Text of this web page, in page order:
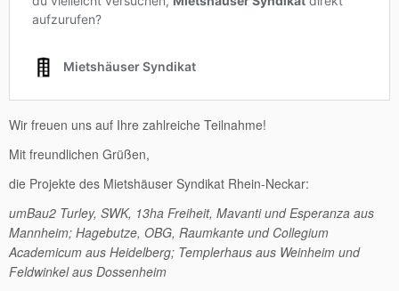
Wir freuen uns auf Ihre zahlreiche Teilnahme!
Mit freundlichen Grüßen,
die Projekte des Mietshäuser Syndikat Rhein-Neckar:
umBau2 Turley, SWK, 13ha Freiheit, Mavanti und Esperanza aus
Mannheim; Hagebutze, OBG, Raumkante und Collegium
Academicum aus Heidelberg; Templerhaus aus Weinheim und
Feldwinkel aus Dossenheim